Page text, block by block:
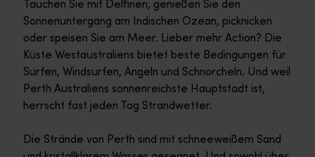
Tauchen Sie mit Delfinen, genießen Sie den
Sonnenuntergang am Indischen Ozean, picknicken
oder speisen Sie am Meer. Lieber mehr Action? Die
Küste Westaustraliens bietet beste Bedingungen für
Surfen, Windsurfen, Angeln und Schnorcheln. Und weil
Perth Australiens sonnenreichste Hauptstadt ist,
herrscht fast jeden Tag Strandwetter.
Die Strände von Perth sind mit schneeweißem Sand